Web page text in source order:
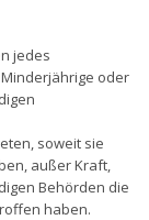
jedes
oder
soweit sie
außer Kraft,
Behörden die
haben.